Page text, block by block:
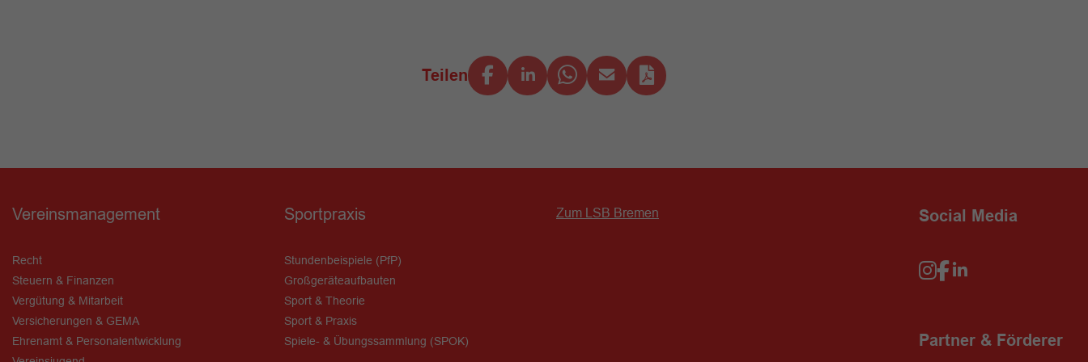
Teilen
Vereinsmanagement
Recht
Steuern & Finanzen
Vergütung & Mitarbeit
Versicherungen & GEMA
Ehrenamt & Personalentwicklung
Sportpraxis
Stundenbeispiele (PfP)
Großgeräteaufbauten
Sport & Theorie
Sport & Praxis
Spiele- & Übungssammlung (SPOK)
Zum LSB Bremen Social Media
Partner & Förderer